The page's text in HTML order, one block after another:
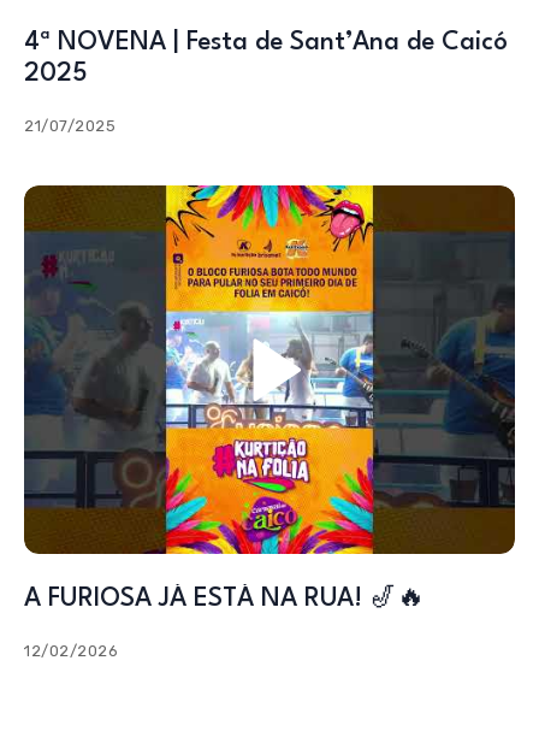
4ª NOVENA | Festa de Sant’Ana de Caicó
2025
21/07/2025
A FURIOSA JÁ ESTÁ NA RUA! 🎷🔥
12/02/2026